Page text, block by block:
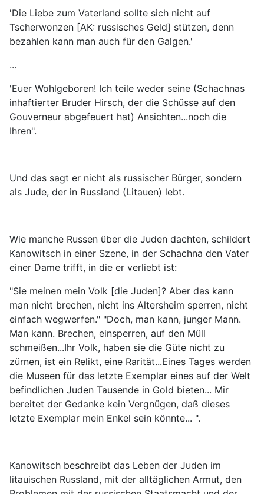
'Die Liebe zum Vaterland sollte sich nicht auf
Tscherwonzen [AK: russisches Geld] stützen, denn
bezahlen kann man auch für den Galgen.'
...
'Euer Wohlgeboren! Ich teile weder seine (Schachnas
inhaftierter Bruder Hirsch, der die Schüsse auf den
Gouverneur abgefeuert hat) Ansichten...noch die
Ihren".
Und das sagt er nicht als russischer Bürger, sondern
als Jude, der in Russland (Litauen) lebt.
Wie manche Russen über die Juden dachten, schildert
Kanowitsch in einer Szene, in der Schachna den Vater
einer Dame trifft, in die er verliebt ist:
"Sie meinen mein Volk [die Juden]? Aber das kann
man nicht brechen, nicht ins Altersheim sperren, nicht
einfach wegwerfen." "Doch, man kann, junger Mann.
Man kann. Brechen, einsperren, auf den Müll
schmeißen...Ihr Volk, haben sie die Güte nicht zu
zürnen, ist ein Relikt, eine Rarität...Eines Tages werden
die Museen für das letzte Exemplar eines auf der Welt
befindlichen Juden Tausende in Gold bieten... Mir
bereitet der Gedanke kein Vergnügen, daß dieses
letzte Exemplar mein Enkel sein könnte... ".
Kanowitsch beschreibt das Leben der Juden im
litauischen Russland, mit der alltäglichen Armut, den